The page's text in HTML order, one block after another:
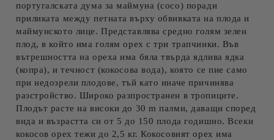
португалската дума за маймуна (coco) поради
приликата между петната върху обвивката на плода и
маймунското лице. Представлява средно голям зелен
плод, в който има голям орех с три трапчинки. Във
вътрешността на ореха има бяла твърда ядлива ядка
(копра), и течност (кокосова вода), която се пие само
при недозрели плодове, тъй като иначе причинява
разстройство. Широко разпространен в тропиците.
Плодът расте на високи до 30 m палми, даващи според
вида и възрастта си от 5 до 150 плода годишно. Всеки
кокосов орех тежи до 2,5 кг. Кокосовият орех има